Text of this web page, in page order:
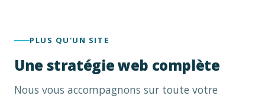
PLUS QU'UN SITE
Une stratégie web complète
Nous vous accompagnons sur toute votre